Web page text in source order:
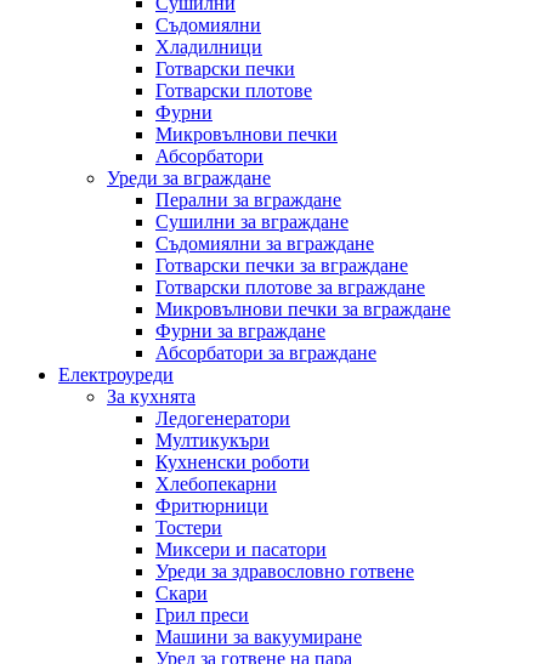
Съдомиялни
Хладилници
Готварски печки
Готварски плотове
Фурни
Микровълнови печки
Абсорбатори
Уреди за вграждане
Перални за вграждане
Сушилни за вграждане
Съдомиялни за вграждане
Готварски печки за вграждане
Готварски плотове за вграждане
Микровълнови печки за вграждане
Фурни за вграждане
Абсорбатори за вграждане
Електроуреди
За кухнята
Ледогенератори
Мултикукъри
Кухненски роботи
Хлебопекарни
Фритюрници
Тостери
Миксери и пасатори
Уреди за здравословно готвене
Скари
Грил преси
Машини за вакуумиране
Уред за готвене на пара